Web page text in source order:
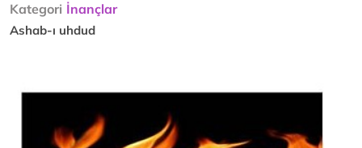
Kategori İnançlar
Ashab-ı uhdud